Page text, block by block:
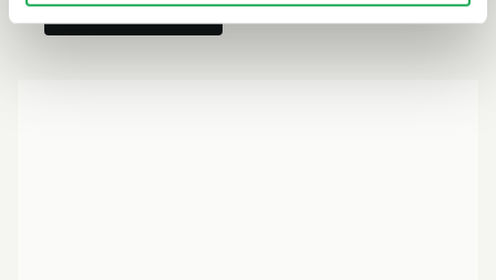
Last ned EPDer her